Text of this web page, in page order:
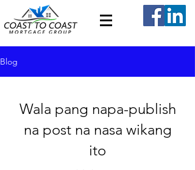
Blog
Wala pang napa-publish
na post na nasa wikang
ito